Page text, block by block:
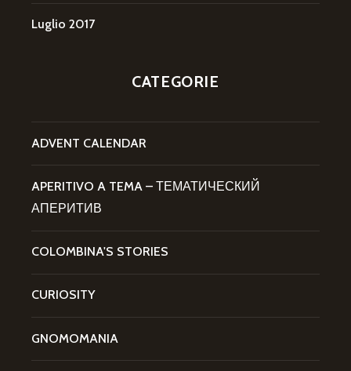
Luglio 2017
CATEGORIE
ADVENT CALENDAR
APERITIVO A TEMA – ТЕМАТИЧЕСКИЙ
АПЕРИТИВ
COLOMBINA'S STORIES
CURIOSITY
GNOMOMANIA